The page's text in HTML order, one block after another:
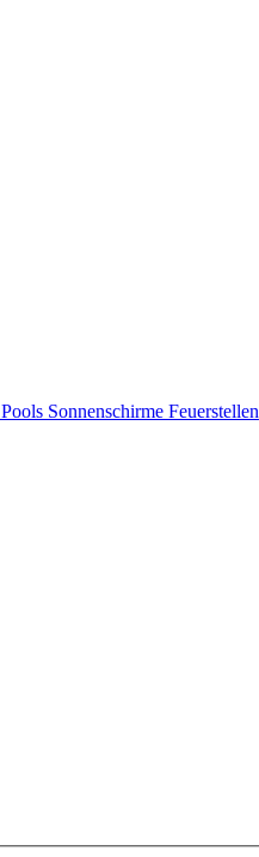
Pools Sonnenschirme Feuerstellen